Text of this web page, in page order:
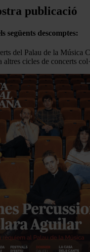
publicació
següents descomptes:
del Palau de la Música
altres cicles de concerts